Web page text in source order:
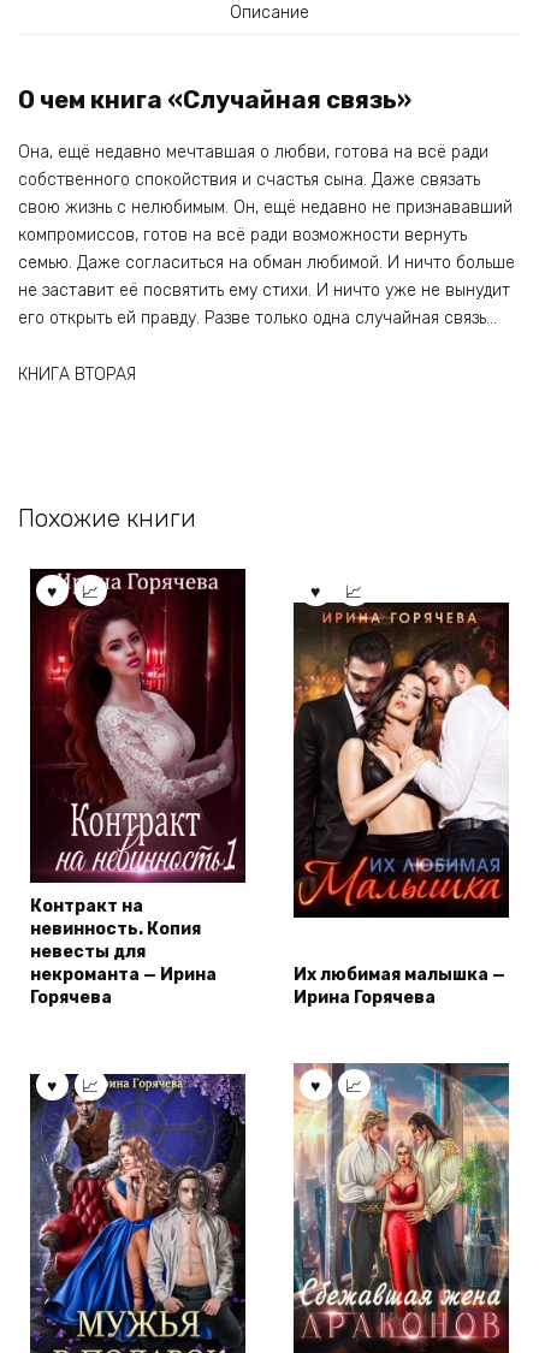
Описание
О чем книга «Случайная связь»
Она, ещё недавно мечтавшая о любви, готова на всё ради
собственного спокойствия и счастья сына. Даже связать
свою жизнь с нелюбимым. Он, ещё недавно не признававший
компромиссов, готов на всё ради возможности вернуть
семью. Даже согласиться на обман любимой. И ничто больше
не заставит её посвятить ему стихи. И ничто уже не вынудит
его открыть ей правду. Разве только одна случайная связь…
КНИГА ВТОРАЯ
Похожие книги
Контракт на
невинность. Копия
невесты для
некроманта — Ирина
Горячева
Их любимая малышка —
Ирина Горячева